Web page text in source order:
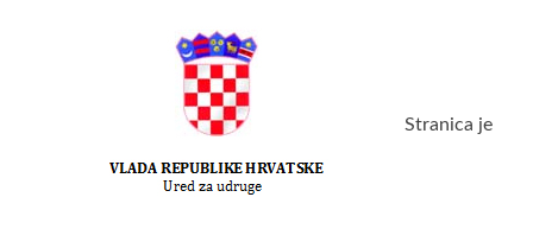
Stranica je